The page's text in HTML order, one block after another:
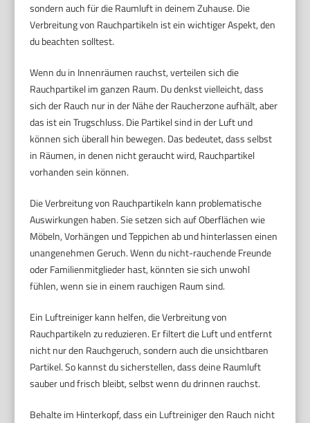
sondern auch für die Raumluft in deinem Zuhause. Die
Verbreitung von Rauchpartikeln ist ein wichtiger Aspekt, den
du beachten solltest.
Wenn du in Innenräumen rauchst, verteilen sich die
Rauchpartikel im ganzen Raum. Du denkst vielleicht, dass
sich der Rauch nur in der Nähe der Raucherzone aufhält, aber
das ist ein Trugschluss. Die Partikel sind in der Luft und
können sich überall hin bewegen. Das bedeutet, dass selbst
in Räumen, in denen nicht geraucht wird, Rauchpartikel
vorhanden sein können.
Die Verbreitung von Rauchpartikeln kann problematische
Auswirkungen haben. Sie setzen sich auf Oberflächen wie
Möbeln, Vorhängen und Teppichen ab und hinterlassen einen
unangenehmen Geruch. Wenn du nicht-rauchende Freunde
oder Familienmitglieder hast, könnten sie sich unwohl
fühlen, wenn sie in einem rauchigen Raum sind.
Ein Luftreiniger kann helfen, die Verbreitung von
Rauchpartikeln zu reduzieren. Er filtert die Luft und entfernt
nicht nur den Rauchgeruch, sondern auch die unsichtbaren
Partikel. So kannst du sicherstellen, dass deine Raumluft
sauber und frisch bleibt, selbst wenn du drinnen rauchst.
Behalte im Hinterkopf, dass ein Luftreiniger den Rauch nicht